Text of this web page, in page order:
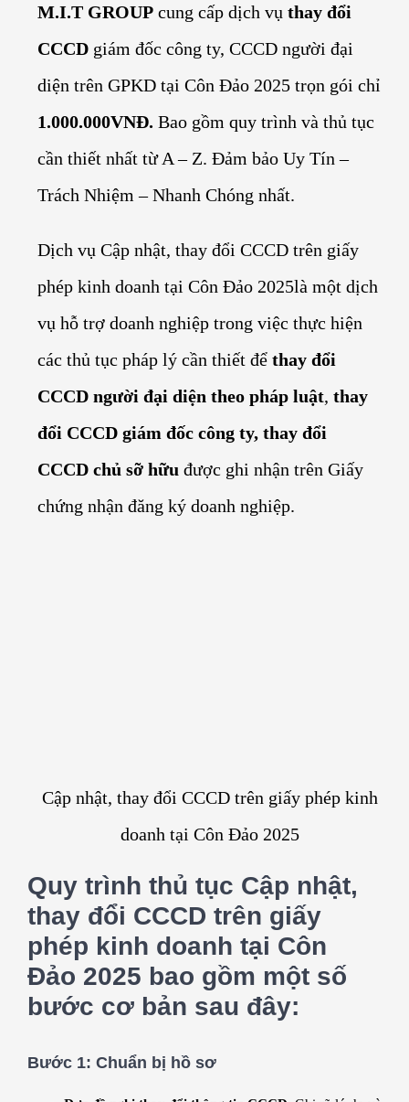
M.I.T GROUP cung cấp dịch vụ thay đổi
CCCD giám đốc công ty, CCCD người đại
diện trên GPKD tại Côn Đảo 2025 trọn gói chỉ
1.000.000VNĐ. Bao gồm quy trình và thủ tục
cần thiết nhất từ A – Z. Đảm bảo Uy Tín –
Trách Nhiệm – Nhanh Chóng nhất.
Dịch vụ Cập nhật, thay đổi CCCD trên giấy
phép kinh doanh tại Côn Đảo 2025là một dịch
vụ hỗ trợ doanh nghiệp trong việc thực hiện
các thủ tục pháp lý cần thiết để thay đổi
CCCD người đại diện theo pháp luật, thay
đổi CCCD giám đốc công ty, thay đổi
CCCD chủ sỡ hữu được ghi nhận trên Giấy
chứng nhận đăng ký doanh nghiệp.
Cập nhật, thay đổi CCCD trên giấy phép kinh
doanh tại Côn Đảo 2025
Quy trình thủ tục Cập nhật,
thay đổi CCCD trên giấy
phép kinh doanh tại Côn
Đảo 2025 bao gồm một số
bước cơ bản sau đây:
Bước 1: Chuẩn bị hồ sơ